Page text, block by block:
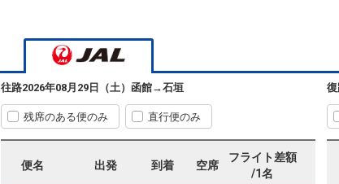
往路2026年08月29日（土） 函館→石垣
残席のある便のみ 直行便のみ
便名 出発 到着 空席
フライト差額
/1名